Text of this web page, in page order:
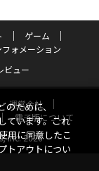
ゲーム
フォメーション
ビュー
運営会社
電子版について
Inc. 2026
ために、
ています。これ
用に同意したこ
トアウトについ